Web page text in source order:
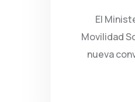
El
Movilidad
nueva